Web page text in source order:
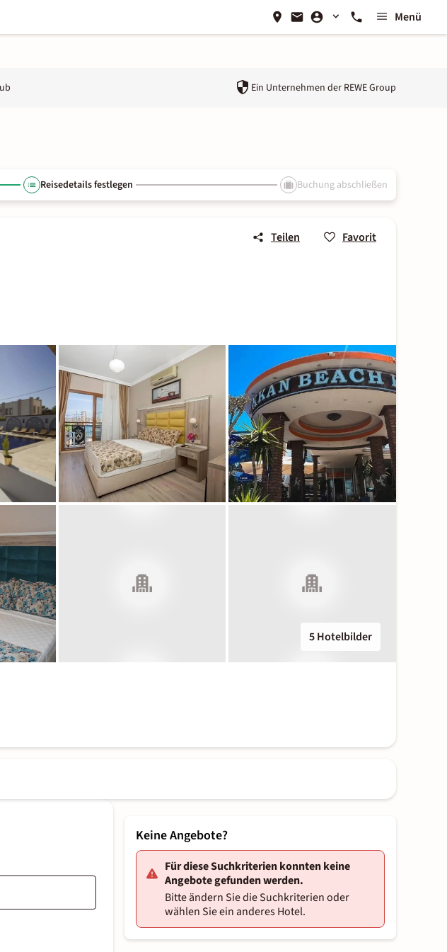
Menü
Ein Unternehmen der REWE Group
Reisedetails festlegen Buchung abschließen
Teilen Favorit
5 Hotelbilder
Keine Angebote?
Für diese Suchkriterien konnten keine
Angebote gefunden werden.
Bitte ändern Sie die Suchkriterien oder
wählen Sie ein anderes Hotel.